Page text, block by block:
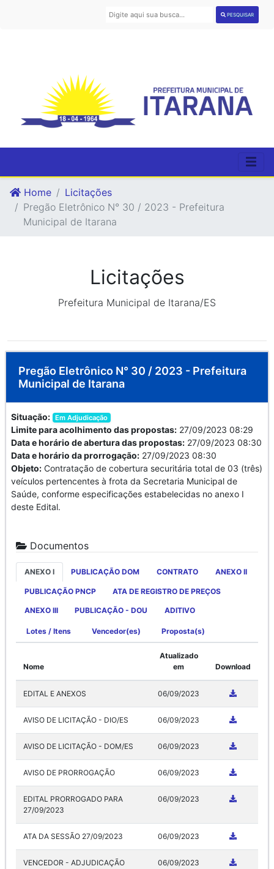
PESQUISAR
Home
Licitações
Pregão Eletrônico N° 30 / 2023 - Prefeitura
Municipal de Itarana
Licitações
Prefeitura Municipal de Itarana/ES
Pregão Eletrônico N° 30 / 2023 - Prefeitura
Municipal de Itarana
Situação: Em Adjudicação
Limite para acolhimento das propostas: 27/09/2023 08:29
Data e horário de abertura das propostas: 27/09/2023 08:30
Data e horário da prorrogação: 27/09/2023 08:30
Objeto: Contratação de cobertura securitária total de 03 (três)
veículos pertencentes à frota da Secretaria Municipal de
Saúde, conforme especificações estabelecidas no anexo I
deste Edital.
Documentos
ANEXO I PUBLICAÇÃO DOM CONTRATO ANEXO II
PUBLICAÇÃO PNCP ATA DE REGISTRO DE PREÇOS
ANEXO III PUBLICAÇÃO - DOU ADITIVO
Lotes / Itens Vencedor(es) Proposta(s)
Nome
Atualizado
em
Download
EDITAL E ANEXOS 06/09/2023
AVISO DE LICITAÇÃO - DIO/ES 06/09/2023
AVISO DE LICITAÇÃO - DOM/ES 06/09/2023
AVISO DE PRORROGAÇÃO 06/09/2023
EDITAL PRORROGADO PARA
27/09/2023
06/09/2023
ATA DA SESSÃO 27/09/2023 06/09/2023
VENCEDOR - ADJUDICAÇÃO 06/09/2023